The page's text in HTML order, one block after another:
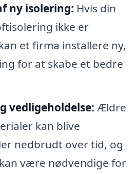
ny isolering: Hvis din
ikke er
et firma installere ny,
for at skabe et bedre
vedligeholdelse: Ældre
kan blive
nedbrudt over tid, og
være nødvendige for